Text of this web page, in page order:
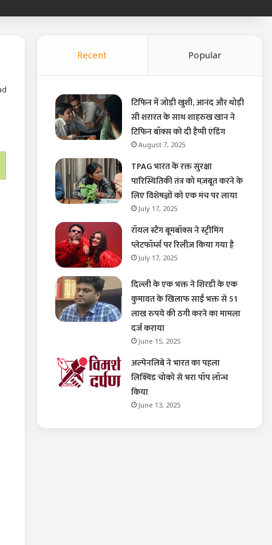
Recent Popular
टिफिन में जोड़ी खुशी, आनंद और थोड़ी
सी शरारत के साथ शाहरुख खान ने
टिफिन बॉक्स को दी हैप्पी एंडिंग
August 7, 2025
TPAG भारत के रक्त सुरक्षा
पारिस्थितिकी तंत्र को मज़बूत करने के
लिए विशेषज्ञों को एक मंच पर लाया
July 17, 2025
रॉयल स्टैग बूमबॉक्स ने स्ट्रीमिंग
प्लेटफॉर्म्स पर रिलीज़ किया गया है
July 17, 2025
दिल्ली के एक भक्त ने शिरडी के एक
कुमावत के खिलाफ साईं भक्त से 51
लाख रुपये की ठगी करने का मामला
दर्ज कराया
June 15, 2025
अल्पेनलिबे ने भारत का पहला
लिक्विड चोको से भरा पॉप लॉन्च
किया
June 13, 2025